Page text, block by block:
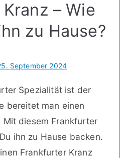
– Wie
zu Hause?
September 2024
Spezialität ist der
bereitet man einen
Mit diesem Frankfurter
ihn zu Hause backen.
Frankfurter Kranz